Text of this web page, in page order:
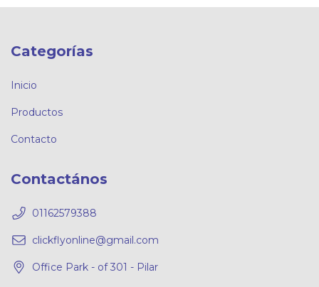
Categorías
Inicio
Productos
Contacto
Contactános
01162579388
clickflyonline@gmail.com
Office Park - of 301 - Pilar